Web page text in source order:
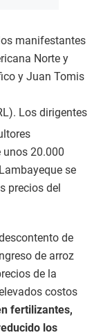
manifestantes
Norte y
y Juan Tomis
Los dirigentes
20.000
se
precios del
de
de arroz
de la
costos
fertilizantes,
los